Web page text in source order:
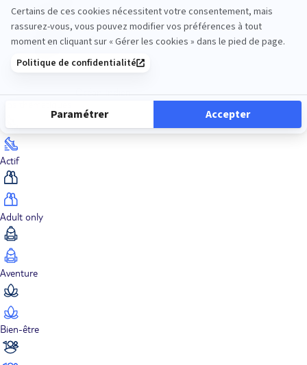
Océan Indien
Actif
Adult only
Aventure
Bien-être